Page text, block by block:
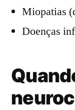
Miopatias
Doenças